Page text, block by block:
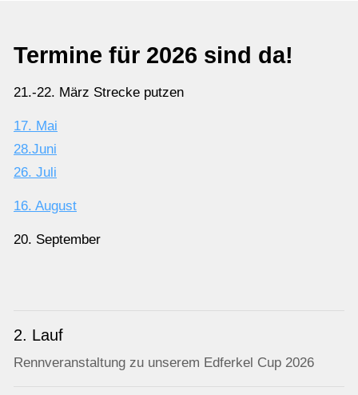
Termine für 2026 sind da!
21.-22. März Strecke putzen
17. Mai
28.Juni
26. Juli
16. August
20. September
2. Lauf
Rennveranstaltung zu unserem Edferkel Cup 2026